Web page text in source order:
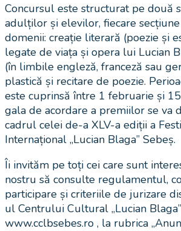
Concursul este structurat pe două
adulților și elevilor, fiecare
domenii: creație literară (poezie și
legate de viața și opera lui Lucian
(în limbile engleză, franceză sau
plastică și recitare de poezie.
este cuprinsă între 1 februarie și
gala de acordare a premiilor se va
cadrul celei de-a XLV-a ediții a
Internațional „Lucian Blaga” Sebeș.
Îi invităm pe toți cei care sunt
nostru să consulte regulamentul,
participare și criteriile de jurizare
ul Centrului Cultural „Lucian
www.cclbsebes.ro , la rubrica